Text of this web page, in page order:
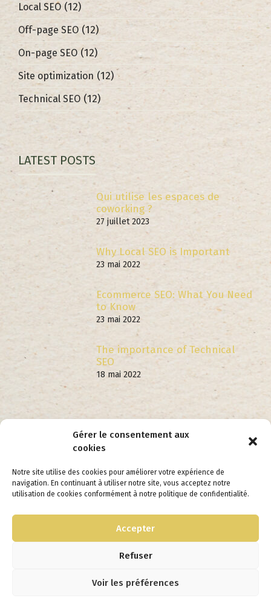
Gérer le consentement aux
cookies
Notre site utilise des cookies pour améliorer votre expérience de
navigation. En continuant à utiliser notre site, vous acceptez notre
utilisation de cookies conformément à notre politique de confidentialité.
Accepter
Refuser
Voir les préférences
Local SEO (12)
Off-page SEO(12)
On-page SEO (12)
Site optimization (12)
Technical SEO (12)
LATEST POSTS
Qui utilise les espaces de
coworking ?
27 juillet 2023
Why Local SEO is Important
23 mai 2022
Ecommerce SEO: What You Need
to Know
23 mai 2022
The importance of Technical
SEO
18 mai 2022
Mentions Légales
Conditions générales de ventes